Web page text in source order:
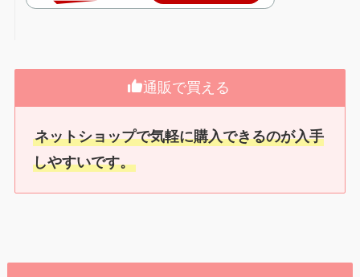
通販で買える
ネットショップで気軽に購入できるのが入手
しやすいです。